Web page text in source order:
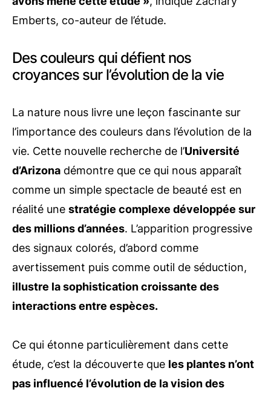
Emberts, co-auteur de l’étude.
Des couleurs qui défient nos
croyances sur l’évolution de la vie
La nature nous livre une leçon fascinante sur
l’importance des couleurs dans l’évolution de la
vie. Cette nouvelle recherche de l’Université
d’Arizona démontre que ce qui nous apparaît
comme un simple spectacle de beauté est en
réalité une stratégie complexe développée sur
des millions d’années. L’apparition progressive
des signaux colorés, d’abord comme
avertissement puis comme outil de séduction,
illustre la sophistication croissante des
interactions entre espèces.
Ce qui étonne particulièrement dans cette
étude, c’est la découverte que les plantes n’ont
pas influencé l’évolution de la vision des